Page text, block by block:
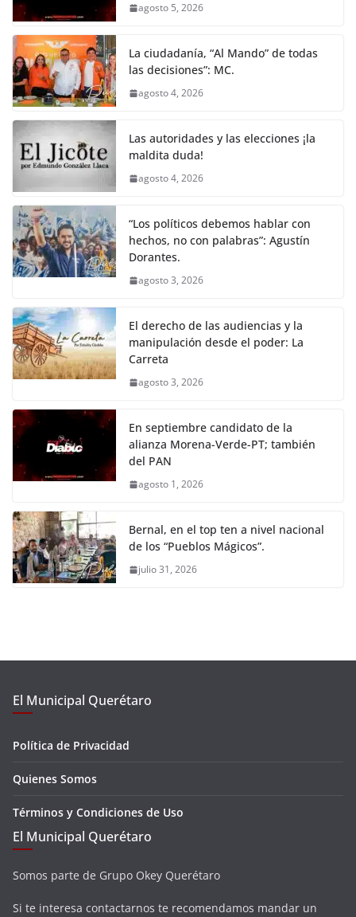
agosto 5, 2026
La ciudadanía, “Al Mando” de todas
las decisiones”: MC.
agosto 4, 2026
Las autoridades y las elecciones ¡la
maldita duda!
agosto 4, 2026
“Los políticos debemos hablar con
hechos, no con palabras”: Agustín
Dorantes.
agosto 3, 2026
El derecho de las audiencias y la
manipulación desde el poder: La
Carreta
agosto 3, 2026
En septiembre candidato de la
alianza Morena-Verde-PT; también
del PAN
agosto 1, 2026
Bernal, en el top ten a nivel nacional
de los “Pueblos Mágicos”.
julio 31, 2026
El Municipal Querétaro
Política de Privacidad
Quienes Somos
Términos y Condiciones de Uso
El Municipal Querétaro
Somos parte de Grupo Okey Querétaro
Si te interesa contactarnos te recomendamos mandar un